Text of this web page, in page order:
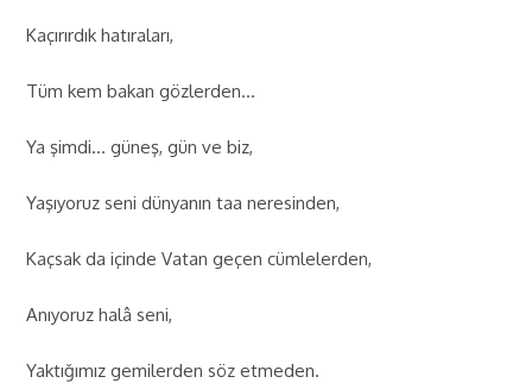
Kaçırırdık hatıraları,
Tüm kem bakan gözlerden…
Ya şimdi… güneş, gün ve biz,
Yaşıyoruz seni dünyanın taa neresinden,
Kaçsak da içinde Vatan geçen cümlelerden,
Anıyoruz halâ seni,
Yaktığımız gemilerden söz etmeden.